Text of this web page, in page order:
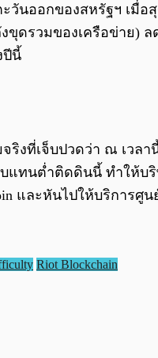
นออกของสหรัฐฯ เ
ขุดรวมของเครือข่าย
ปีนี้
จริงที่เจ็บปวดว่า ณ เ
บแทนต่ำติดดินนี้ ทำใ
และหันไปให้บริการ
Riot Blockchain